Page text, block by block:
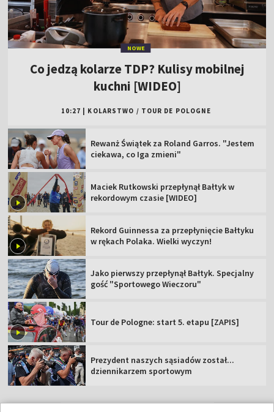
NOWE
Co jedzą kolarze TDP? Kulisy mobilnej
kuchni [WIDEO]
10:27 KOLARSTWO / TOUR DE POLOGNE
Rewanż Świątek za Roland Garros. "Jestem
ciekawa, co Iga zmieni"
Maciek Rutkowski przepłynął Bałtyk w
rekordowym czasie [WIDEO]
Rekord Guinnessa za przepłynięcie Bałtyku
w rękach Polaka. Wielki wyczyn!
Jako pierwszy przepłynął Bałtyk. Specjalny
gość "Sportowego Wieczoru"
Tour de Pologne: start 5. etapu [ZAPIS]
Prezydent naszych sąsiadów został...
dziennikarzem sportowym